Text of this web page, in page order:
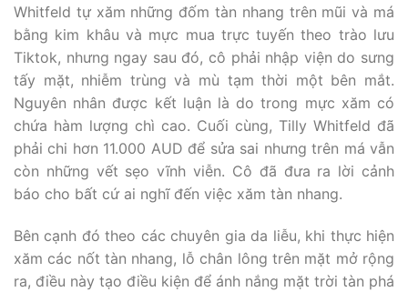
Whitfeld tự xăm những đốm tàn nhang trên mũi và má
bằng kim khâu và mực mua trực tuyến theo trào lưu
Tiktok, nhưng ngay sau đó, cô phải nhập viện do sưng
tấy mặt, nhiễm trùng và mù tạm thời một bên mắt.
Nguyên nhân được kết luận là do trong mực xăm có
chứa hàm lượng chì cao. Cuối cùng, Tilly Whitfeld đã
phải chi hơn 11.000 AUD để sửa sai nhưng trên má vẫn
còn những vết sẹo vĩnh viễn. Cô đã đưa ra lời cảnh
báo cho bất cứ ai nghĩ đến việc xăm tàn nhang.
Bên cạnh đó theo các chuyên gia da liễu, khi thực hiện
xăm các nốt tàn nhang, lỗ chân lông trên mặt mở rộng
ra, điều này tạo điều kiện để ánh nắng mặt trời tàn phá